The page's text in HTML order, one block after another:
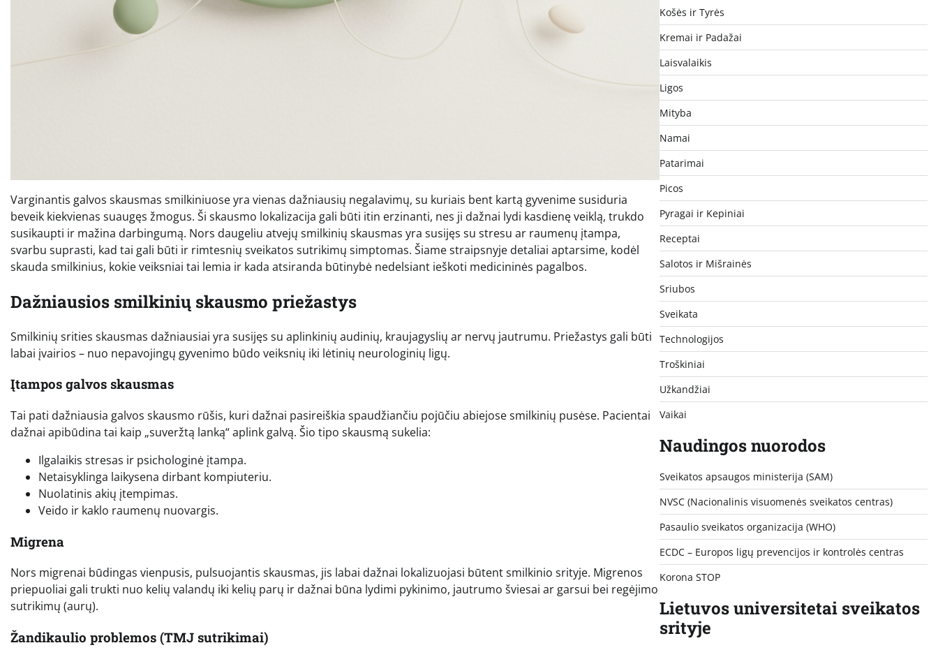
Varginantis galvos skausmas smilkiniuose yra vienas dažniausių negalavimų, su kuriais bent kartą gyvenime susiduria
beveik kiekvienas suaugęs žmogus. Ši skausmo lokalizacija gali būti itin erzinanti, nes ji dažnai lydi kasdienę veiklą, trukdo
susikaupti ir mažina darbingumą. Nors daugeliu atvejų smilkinių skausmas yra susijęs su stresu ar raumenų įtampa,
svarbu suprasti, kad tai gali būti ir rimtesnių sveikatos sutrikimų simptomas. Šiame straipsnyje detaliai aptarsime, kodėl
skauda smilkinius, kokie veiksniai tai lemia ir kada atsiranda būtinybė nedelsiant ieškoti medicininės pagalbos.
Dažniausios smilkinių skausmo priežastys
Smilkinių srities skausmas dažniausiai yra susijęs su aplinkinių audinių, kraujagyslių ar nervų jautrumu. Priežastys gali būti
labai įvairios – nuo nepavojingų gyvenimo būdo veiksnių iki lėtinių neurologinių ligų.
Įtampos galvos skausmas
Tai pati dažniausia galvos skausmo rūšis, kuri dažnai pasireiškia spaudžiančiu pojūčiu abiejose smilkinių pusėse. Pacientai
dažnai apibūdina tai kaip „suveržtą lanką“ aplink galvą. Šio tipo skausmą sukelia:
Ilgalaikis stresas ir psichologinė įtampa.
Netaisyklinga laikysena dirbant kompiuteriu.
Nuolatinis akių įtempimas.
Veido ir kaklo raumenų nuovargis.
Migrena
Nors migrenai būdingas vienpusis, pulsuojantis skausmas, jis labai dažnai lokalizuojasi būtent smilkinio srityje. Migrenos
priepuoliai gali trukti nuo kelių valandų iki kelių parų ir dažnai būna lydimi pykinimo, jautrumo šviesai ar garsui bei regėjimo
sutrikimų (aurų).
Žandikaulio problemos (TMJ sutrikimai)
Košės ir Tyrės
Kremai ir Padažai
Laisvalaikis
Ligos
Mityba
Namai
Patarimai
Picos
Pyragai ir Kepiniai
Receptai
Salotos ir Mišrainės
Sriubos
Sveikata
Technologijos
Troškiniai
Užkandžiai
Vaikai
Naudingos nuorodos
Sveikatos apsaugos ministerija (SAM)
NVSC (Nacionalinis visuomenės sveikatos centras)
Pasaulio sveikatos organizacija (WHO)
ECDC – Europos ligų prevencijos ir kontrolės centras
Korona STOP
Lietuvos universitetai sveikatos
srityje